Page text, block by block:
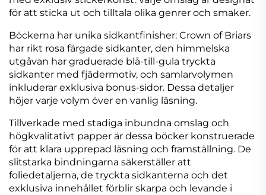
för att sticka ut och tilltala olika genrer och smaker.
Böckerna har unika sidkantfinisher: Crown of Briars
har rikt rosa färgade sidkanter, den himmelska
utgåvan har graduerade blå-till-gula tryckta
sidkanter med fjädermotiv, och samlarvolymen
inkluderar exklusiva bonus-sidor. Dessa detaljer
höjer varje volym över en vanlig läsning.
Tillverkade med stadiga inbundna omslag och
högkvalitativt papper är dessa böcker konstruerade
för att klara upprepad läsning och framställning. De
slitstarka bindningarna säkerställer att
foliedetaljerna, de tryckta sidkanterna och det
exklusiva innehållet förblir skarpa och levande i